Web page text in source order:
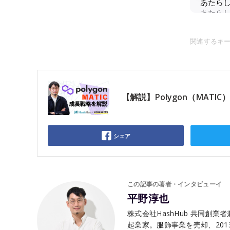
関連するキ
【解説】Polygon（MATIC
シェア
この記事の著者・インタビューイ
平野淳也
株式会社HashHub 共同創業者
起業家。服飾事業を売却、